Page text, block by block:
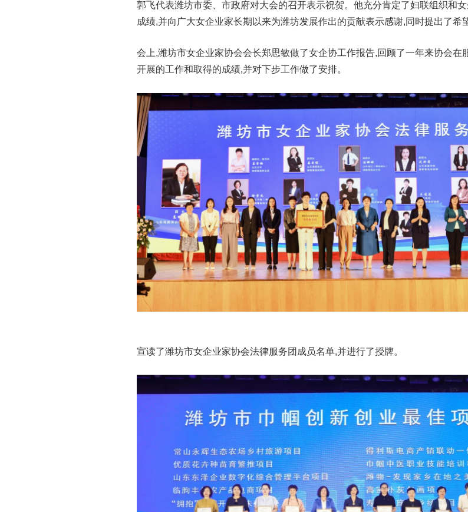
郭飞代表潍坊市委、市政府对大会的召开表示祝贺。他充分肯定了妇联组织和
成绩,并向广大女企业家长期以来为潍坊发展作出的贡献表示感谢,同时提出了希
会上,潍坊市女企业家协会会长郑思敏做了女企协工作报告,回顾了一年来协会在
开展的工作和取得的成绩,并对下步工作做了安排。
宣读了潍坊市女企业家协会法律服务团成员名单,并进行了授牌。